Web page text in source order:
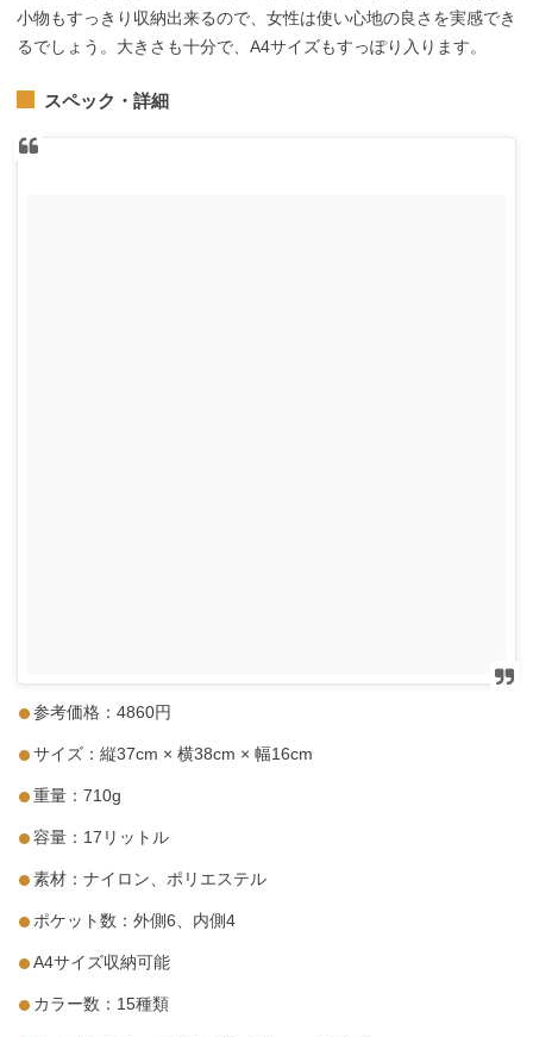
小物もすっきり収納出来るので、女性は使い心地の良さを実感でき
るでしょう。大きさも十分で、A4サイズもすっぽり入ります。
スペック・詳細
参考価格：4860円
サイズ：縦37cm × 横38cm × 幅16cm
重量：710g
容量：17リットル
素材：ナイロン、ポリエステル
ポケット数：外側6、内側4
A4サイズ収納可能
カラー数：15種類